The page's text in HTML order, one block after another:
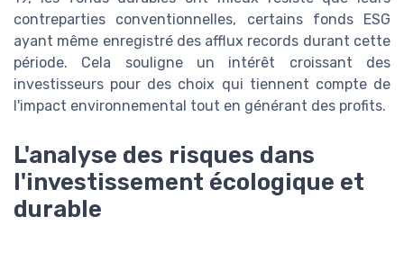
contreparties conventionnelles, certains fonds ESG
ayant même enregistré des afflux records durant cette
période. Cela souligne un intérêt croissant des
investisseurs pour des choix qui tiennent compte de
l'impact environnemental tout en générant des profits.
L'analyse des risques dans
l'investissement écologique et
durable